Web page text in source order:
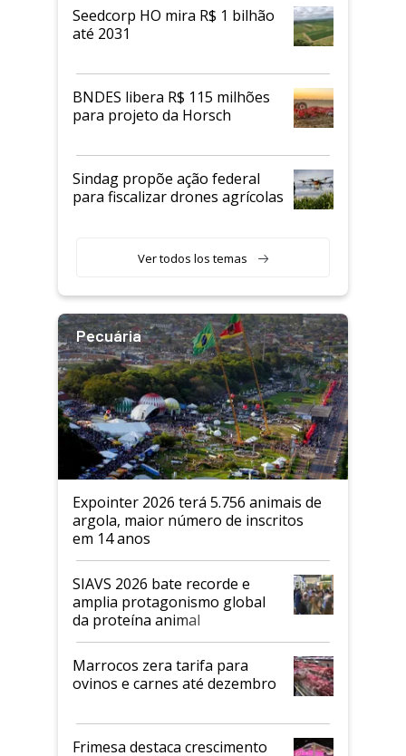
Seedcorp HO mira R$ 1 bilhão
até 2031
BNDES libera R$ 115 milhões
para projeto da Horsch
Sindag propõe ação federal
para fiscalizar drones agrícolas
Ver todos los temas
Pecuária
Expointer 2026 terá 5.756 animais de
argola, maior número de inscritos
em 14 anos
SIAVS 2026 bate recorde e
amplia protagonismo global
da proteína animal
Marrocos zera tarifa para
ovinos e carnes até dezembro
Frimesa destaca crescimento